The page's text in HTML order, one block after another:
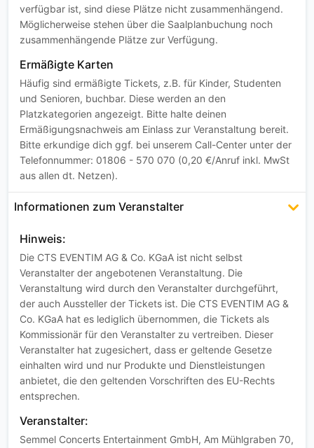
verfügbar ist, sind diese Plätze nicht zusammenhängend.
Möglicherweise stehen über die Saalplanbuchung noch
zusammenhängende Plätze zur Verfügung.
Ermäßigte Karten
Häufig sind ermäßigte Tickets, z.B. für Kinder, Studenten
und Senioren, buchbar. Diese werden an den
Platzkategorien angezeigt. Bitte halte deinen
Ermäßigungsnachweis am Einlass zur Veranstaltung bereit.
Bitte erkundige dich ggf. bei unserem Call-Center unter der
Telefonnummer: 01806 - 570 070 (0,20 €/Anruf inkl. MwSt
aus allen dt. Netzen).
Informationen zum Veranstalter
Hinweis:
Die CTS EVENTIM AG & Co. KGaA ist nicht selbst
Veranstalter der angebotenen Veranstaltung. Die
Veranstaltung wird durch den Veranstalter durchgeführt,
der auch Aussteller der Tickets ist. Die CTS EVENTIM AG &
Co. KGaA hat es lediglich übernommen, die Tickets als
Kommissionär für den Veranstalter zu vertreiben. Dieser
Veranstalter hat zugesichert, dass er geltende Gesetze
einhalten wird und nur Produkte und Dienstleistungen
anbietet, die den geltenden Vorschriften des EU-Rechts
entsprechen.
Veranstalter:
Semmel Concerts Entertainment GmbH, Am Mühlgraben 70,